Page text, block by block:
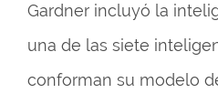
Gardner incluyó la
una de las siete
conforman su modelo